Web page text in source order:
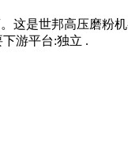
是世邦高压磨粉
游平台:独立 .